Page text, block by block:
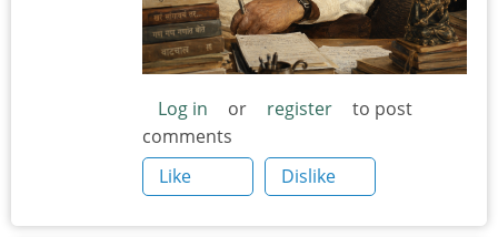
Log in or register
to post
comments
Like
Dislike